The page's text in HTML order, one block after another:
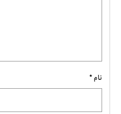
نام*